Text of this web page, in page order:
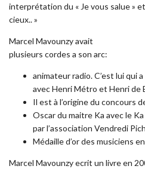
interprétation du « Je vous salue »
cieux.. »
Marcel Mavounzy avait
plusieurs cordes a son arc:
animateur radio. C’est lui qui
avec Henri Métro et Henri de
Il est à l’origine du concours
Oscar du maitre Ka avec le
par l’association Vendredi
Médaille d’or des musiciens
Marcel Mavounzy ecrit un livre en